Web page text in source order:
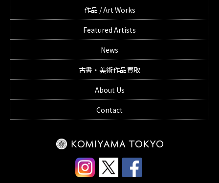
作品 / Art Works
Featured Artists
News
古書・美術作品買取
About Us
Contact